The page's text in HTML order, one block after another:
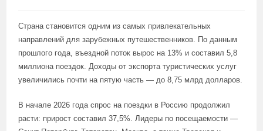
Страна становится одним из самых привлекательных
направлений для зарубежных путешественников. По данным
прошлого года, въездной поток вырос на 13% и составил 5,8
миллиона поездок. Доходы от экспорта туристических услуг
увеличились почти на пятую часть — до 8,75 млрд долларов.
В начале 2026 года спрос на поездки в Россию продолжил
расти: прирост составил 37,5%. Лидеры по посещаемости —